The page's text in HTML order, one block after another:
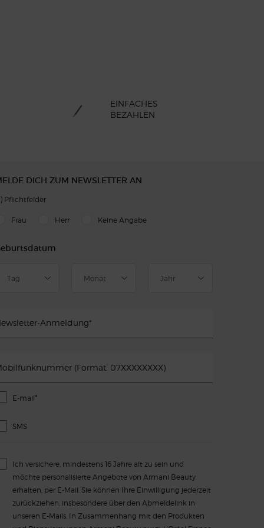
EINFACHES
BEZAHLEN
DICH ZUM NEWSLETTER AN
Pflichtfelder
Frau Herr Keine Angabe
Anmeldung*
(Format: 07XXXXXXXX)
E-mail*
SMS
Ich versichere, mindestens 16 Jahre alt zu sein und
möchte personalisierte Angebote von Armani Beauty
erhalten, per E-Mail. Sie können Ihre Einwilligung jederzeit
zurückziehen, insbesondere über den Abmeldelink in
unseren E-Mails. In Zusammenhang mit den Produkten